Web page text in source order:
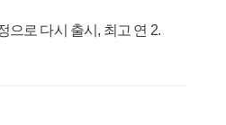
으로 다시 출시, 최고 연 2.